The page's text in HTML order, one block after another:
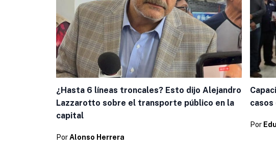
¿Hasta 6 líneas troncales? Esto dijo Alejandro
Lazzarotto sobre el transporte público en la
capital
PorAlonso Herrera
casos
Por